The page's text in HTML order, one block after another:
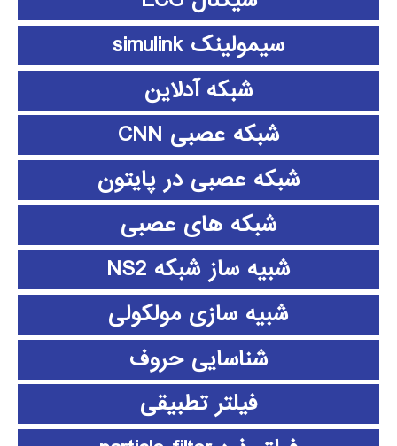
سیمولینک simulink
شبکه آدلاین
شبکه عصبی CNN
شبکه عصبی در پایتون
شبکه های عصبی
شبیه ساز شبکه NS2
شبیه سازی مولکولی
شناسایی حروف
فیلتر تطبیقی